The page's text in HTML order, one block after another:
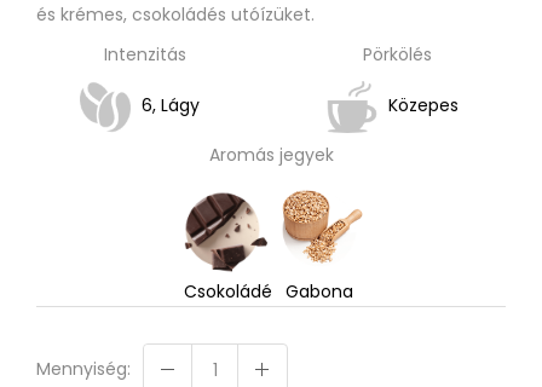
és krémes, csokoládés utóízüket.
Intenzitás
6, Lágy
Pörkölés
Közepes
Aromás jegyek
Csokoládé Gabona
Mennyiség: